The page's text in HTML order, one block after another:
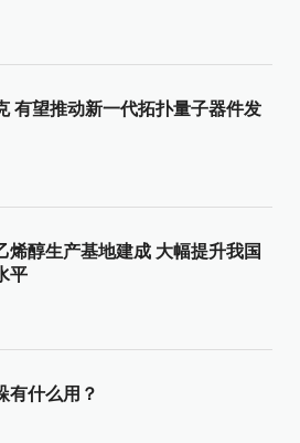
有望推动新一代拓扑量子器件发
烯醇生产基地建成 大幅提升我国
平
有什么用？